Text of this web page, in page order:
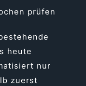
prüfen
heute
nur
zuerst